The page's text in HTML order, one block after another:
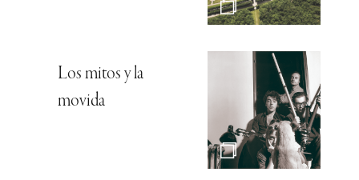
Los mitos y la
movida